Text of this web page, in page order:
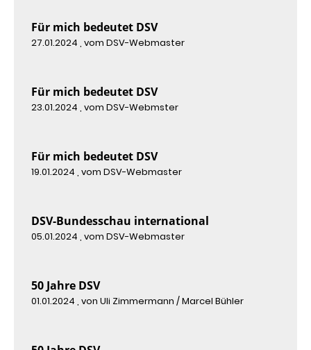
Für mich bedeutet DSV
27.01.2024 , vom DSV-Webmaster
Für mich bedeutet DSV
23.01.2024 , vom DSV-Webmster
Für mich bedeutet DSV
19.01.2024 , vom DSV-Webmaster
DSV-Bundesschau international
05.01.2024 , vom DSV-Webmaster
50 Jahre DSV
01.01.2024 , von Uli Zimmermann / Marcel Bühler